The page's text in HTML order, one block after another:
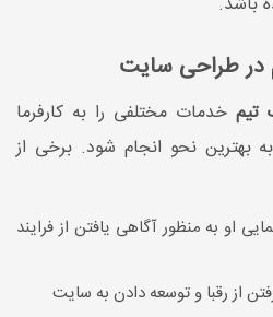
در طراحی سایت
تیم خدمات مختلفی را به کارفرما
بهترین نحو انجام شود. برخی از
او به منظور آگاهی یافتن از فرایند
از رقبا و توسعه دادن به سایت